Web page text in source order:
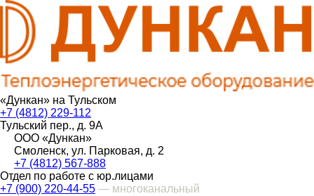
«Дункан» на Тульском
+7 (4812) 229-112
Тульский пер., д. 9А
ООО «Дункан»
Смоленск, ул. Парковая, д. 2
+7 (4812) 567-888
Отдел по работе с юр.лицами
+7 (900) 220-44-55 — многоканальный